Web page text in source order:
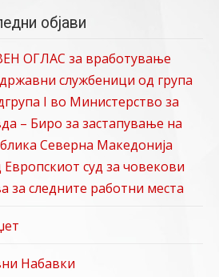
објави
ОГЛАС за вработување
службеници од група
I во Министерство за
– Биро за застапување на
Северна Македонија
Европскиот суд за човекови
за следните работни места
Набавки